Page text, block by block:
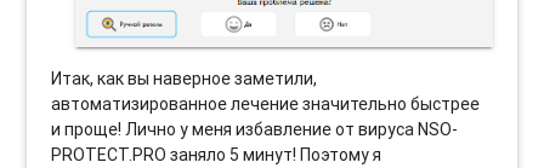
Итак, как вы наверное заметили,
автоматизированное лечение значительно быстрее
и проще! Лично у меня избавление от вируса NSO-
PROTECT.PRO заняло 5 минут! Поэтому я